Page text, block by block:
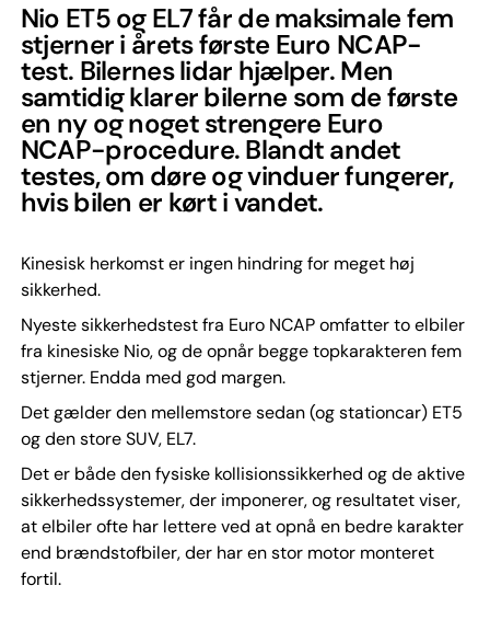
Nio ET5 og EL7 får de maksimale fem
stjerner i årets første Euro NCAP-
test. Bilernes lidar hjælper. Men
samtidig klarer bilerne som de første
en ny og noget strengere Euro
NCAP-procedure. Blandt andet
testes, om døre og vinduer fungerer,
hvis bilen er kørt i vandet.
Kinesisk herkomst er ingen hindring for meget høj
sikkerhed.
Nyeste sikkerhedstest fra Euro NCAP omfatter to elbiler
fra kinesiske Nio, og de opnår begge topkarakteren fem
stjerner. Endda med god margen.
Det gælder den mellemstore sedan (og stationcar) ET5
og den store SUV, EL7.
Det er både den fysiske kollisionssikkerhed og de aktive
sikkerhedssystemer, der imponerer, og resultatet viser,
at elbiler ofte har lettere ved at opnå en bedre karakter
end brændstofbiler, der har en stor motor monteret
fortil.